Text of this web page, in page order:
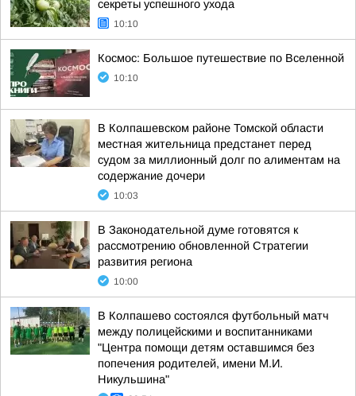
секреты успешного ухода
10:10
Космос: Большое путешествие по Вселенной
10:10
В Колпашевском районе Томской области
местная жительница предстанет перед
судом за миллионный долг по алиментам на
содержание дочери
10:03
В Законодательной думе готовятся к
рассмотрению обновленной Стратегии
развития региона
10:00
В Колпашево состоялся футбольный матч
между полицейскими и воспитанниками
"Центра помощи детям оставшимся без
попечения родителей, имени М.И.
Никульшина"